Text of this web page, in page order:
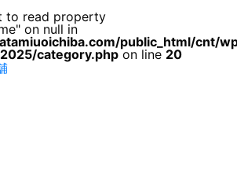
to read property
on null in
public_html/cnt/
category.phpon line 20